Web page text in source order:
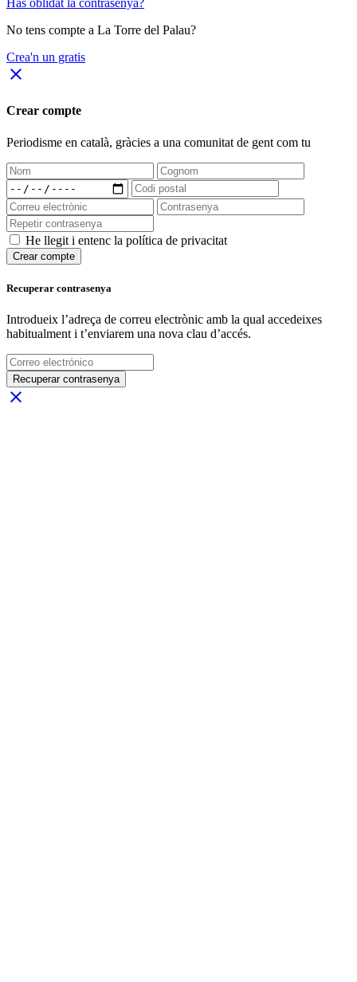
Has oblidat la contrasenya?
No tens compte a La Torre del Palau?
Crea'n un gratis
close
Crear compte
Periodisme en català, gràcies a una comunitat de gent com tu
He llegit i entenc la política de privacitat
Crear compte
Recuperar contrasenya
Introdueix l’adreça de correu electrònic amb la qual accedeixes
habitualment i t’enviarem una nova clau d’accés.
Recuperar contrasenya
close